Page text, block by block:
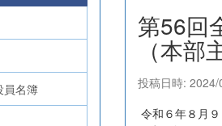
第56回
（本部
投稿日時:
令和６年８月
員名簿